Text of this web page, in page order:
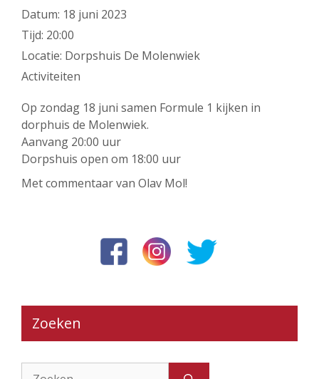
Datum: 18 juni 2023
Tijd: 20:00
Locatie: Dorpshuis De Molenwiek
Activiteiten
Op zondag 18 juni samen Formule 1 kijken in
dorphuis de Molenwiek.
Aanvang 20:00 uur
Dorpshuis open om 18:00 uur
Met commentaar van Olav Mol!
Zoeken